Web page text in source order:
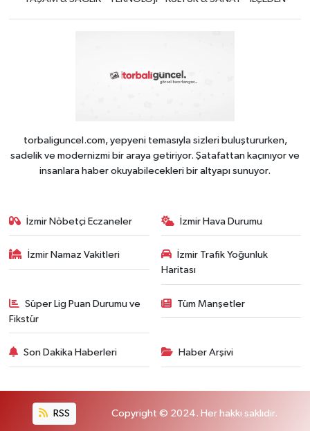
torbaliguncel.com, yepyeni temasıyla sizleri buluştururken,
sadelik ve modernizmi bir araya getiriyor. Şatafattan kaçınıyor ve
insanlara haber okuyabilecekleri bir altyapı sunuyor.
İzmir Nöbetçi Eczaneler İzmir Hava Durumu
İzmir Namaz Vakitleri
İzmir Trafik Yoğunluk
Haritası
Süper Lig Puan Durumu ve
Fikstür
Tüm Manşetler
Son Dakika Haberleri Haber Arşivi
RSS Copyright © 2024. Her hakkı saklıdır.